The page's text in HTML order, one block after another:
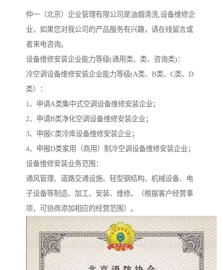
仲一（北京）企业管理有限公司是油烟清洗,设备维修企
业，如果您对我公司的产品服务有兴趣，请在线留言或
者来电咨询。
设备维修安装企业能力等级(通用类、类、咨询类)：
冷空调设备维修安装企业能力等级(A类、B类、C类、D
类）：
1、申请A类集中式空调设备维修安装企业；
2、申请B类净化空调设备维修安装企业；
3、申报C类冷库设备维修安装企业；
4、申报D类家用（商用）制冷空调设备维修安装企业；
设备维修安装业务范围：
通风管理、道路交通设施、轻型钢结构、机械设备、电
子设备等制造、加工、安装、维修。（根据客户经营事
项，可协商添加相应的经营范围）。